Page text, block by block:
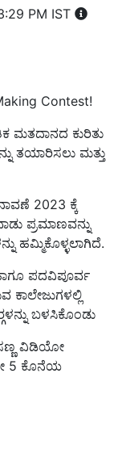
PM IST
Contest!
ಮತದಾನದ ಕುರಿತು
ತಯಾರಿಸಲು ಮತ್ತು
2023 ಕ್ಕೆ
ಪ್ರಮಾಣವನ್ನು
ಹಮ್ಮಿಕೊಳ್ಳಲಾಗಿದೆ.
ಪದವಿಪೂರ್ವ
ಬಳಸಿಕೊಂಡು
ವಿಡಿಯೋ
5 ಕೊನೆಯ